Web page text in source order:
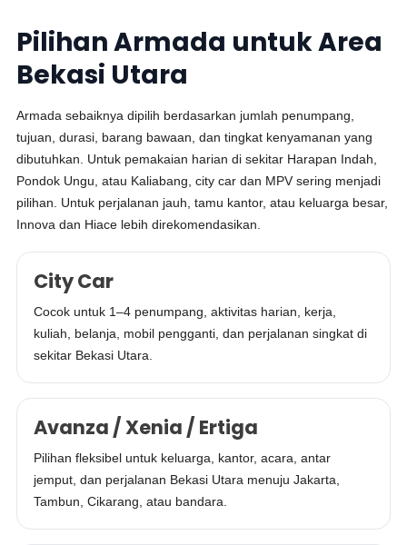
Pilihan Armada untuk Area
Bekasi Utara
Armada sebaiknya dipilih berdasarkan jumlah penumpang,
tujuan, durasi, barang bawaan, dan tingkat kenyamanan yang
dibutuhkan. Untuk pemakaian harian di sekitar Harapan Indah,
Pondok Ungu, atau Kaliabang, city car dan MPV sering menjadi
pilihan. Untuk perjalanan jauh, tamu kantor, atau keluarga besar,
Innova dan Hiace lebih direkomendasikan.
City Car
Cocok untuk 1–4 penumpang, aktivitas harian, kerja,
kuliah, belanja, mobil pengganti, dan perjalanan singkat di
sekitar Bekasi Utara.
Avanza / Xenia / Ertiga
Pilihan fleksibel untuk keluarga, kantor, acara, antar
jemput, dan perjalanan Bekasi Utara menuju Jakarta,
Tambun, Cikarang, atau bandara.